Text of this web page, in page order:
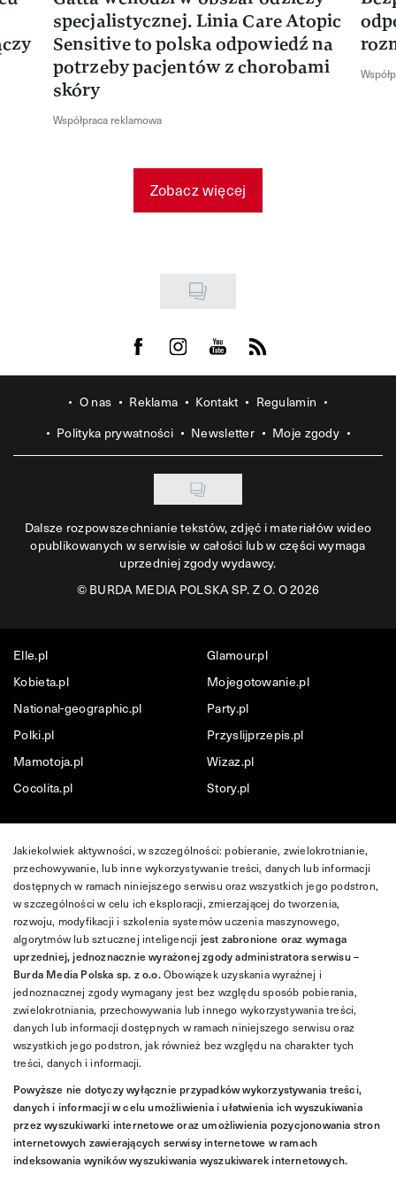
specjalistycznej. Linia Care Atopic
Sensitive to polska odpowiedź na
potrzeby pacjentów z chorobami
skóry
Współpraca reklamowa
Zobacz więcej
Visit us on Facebook
Visit us on Instagram
Visit us on Youtube
Visit us on Rss
O nas Reklama Kontakt
Regulamin
Polityka prywatności
Newsletter Moje zgody
Dalsze rozpowszechnianie tekstów, zdjęć i materiałów wideo
opublikowanych w serwisie w całości lub w części wymaga
uprzedniej zgody wydawcy.
©BURDA MEDIA POLSKA SP. Z O. O 2026
Elle.pl
Glamour.pl
Kobieta.pl
Mojegotowanie.pl
National-geographic.pl
Party.pl
Polki.pl
Przyslijprzepis.pl
Mamotoja.pl
Wizaz.pl
Cocolita.pl
Story.pl
Jakiekolwiek aktywności, w szczególności: pobieranie, zwielokrotnianie,
przechowywanie, lub inne wykorzystywanie treści, danych lub informacji
dostępnych w ramach niniejszego serwisu oraz wszystkich jego podstron,
w szczególności w celu ich eksploracji, zmierzającej do tworzenia,
rozwoju, modyfikacji i szkolenia systemów uczenia maszynowego,
algorytmów lub sztucznej inteligencji jest zabronione oraz wymaga
uprzedniej, jednoznacznie wyrażonej zgody administratora serwisu –
Burda Media Polska sp. z o.o.Obowiązek uzyskania wyraźnej i
jednoznacznej zgody wymagany jest bez względu sposób pobierania,
zwielokrotniania, przechowywania lub innego wykorzystywania treści,
danych lub informacji dostępnych w ramach niniejszego serwisu oraz
wszystkich jego podstron, jak również bez względu na charakter tych
treści, danych i informacji.
Powyższe nie dotyczy wyłącznie przypadków wykorzystywania treści,
danych i informacji w celu umożliwienia i ułatwienia ich wyszukiwania
przez wyszukiwarki internetowe oraz umożliwienia pozycjonowania stron
internetowych zawierających serwisy internetowe w ramach
indeksowania wyników wyszukiwania wyszukiwarek internetowych.